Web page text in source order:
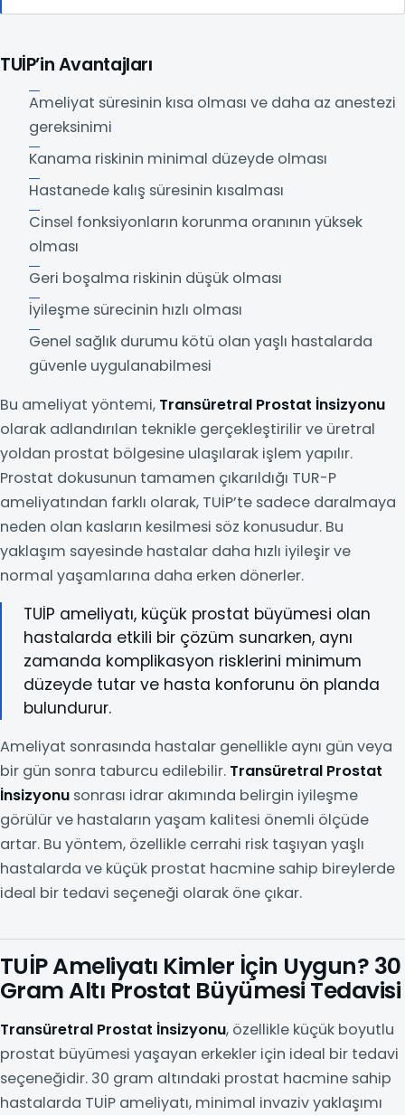
TUİP’in Avantajları
Ameliyat süresinin kısa olması ve daha az anestezi
gereksinimi
Kanama riskinin minimal düzeyde olması
Hastanede kalış süresinin kısalması
Cinsel fonksiyonların korunma oranının yüksek
olması
Geri boşalma riskinin düşük olması
İyileşme sürecinin hızlı olması
Genel sağlık durumu kötü olan yaşlı hastalarda
güvenle uygulanabilmesi
Bu ameliyat yöntemi, Transüretral Prostat İnsizyonu
olarak adlandırılan teknikle gerçekleştirilir ve üretral
yoldan prostat bölgesine ulaşılarak işlem yapılır.
Prostat dokusunun tamamen çıkarıldığı TUR-P
ameliyatından farklı olarak, TUİP’te sadece daralmaya
neden olan kasların kesilmesi söz konusudur. Bu
yaklaşım sayesinde hastalar daha hızlı iyileşir ve
normal yaşamlarına daha erken dönerler.
TUİP ameliyatı, küçük prostat büyümesi olan
hastalarda etkili bir çözüm sunarken, aynı
zamanda komplikasyon risklerini minimum
düzeyde tutar ve hasta konforunu ön planda
bulundurur.
Ameliyat sonrasında hastalar genellikle aynı gün veya
bir gün sonra taburcu edilebilir. Transüretral Prostat
İnsizyonu sonrası idrar akımında belirgin iyileşme
görülür ve hastaların yaşam kalitesi önemli ölçüde
artar. Bu yöntem, özellikle cerrahi risk taşıyan yaşlı
hastalarda ve küçük prostat hacmine sahip bireylerde
ideal bir tedavi seçeneği olarak öne çıkar.
TUİP Ameliyatı Kimler İçin Uygun? 30
Gram Altı Prostat Büyümesi Tedavisi
Transüretral Prostat İnsizyonu, özellikle küçük boyutlu
prostat büyümesi yaşayan erkekler için ideal bir tedavi
seçeneğidir. 30 gram altındaki prostat hacmine sahip
hastalarda TUİP ameliyatı, minimal invaziv yaklaşımı